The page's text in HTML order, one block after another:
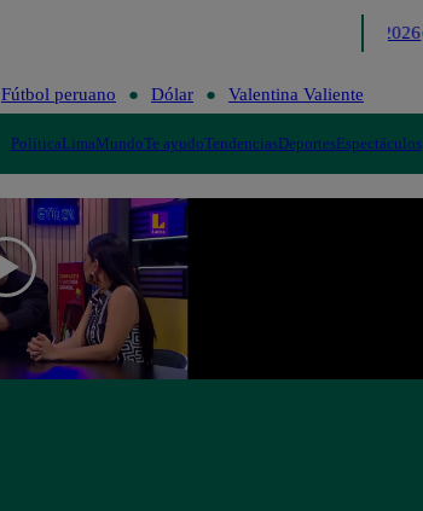
Perú Decide 2026
Fútbol peruano Dólar Valentina Valiente
PolíticaLimaMundoTe ayudoTendenciasDeportesEspectáculos